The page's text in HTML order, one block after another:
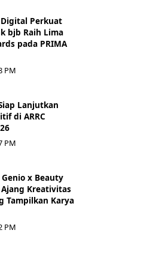
Perkuat
bjb Raih Lima
pada PRIMA
PM
Lanjutkan
di ARRC
PM
x Beauty
Kreativitas
Tampilkan Karya
PM